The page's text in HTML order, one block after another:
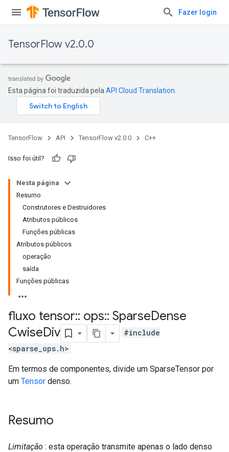
Fazer login
TensorFlow v2.0.0
Esta página foi traduzida pela API Cloud Translation
TensorFlow API TensorFlow v2.0.0 C++
Isso foi útil?
Nesta página
Resumo
Construtores e Destruidores
Atributos públicos
Funções públicas
Atributos públicos
operação
saída
Funções públicas
fluxo tensor:: ops:: SparseDense
CwiseDiv
#include
<sparse_ops.h>
Em termos de componentes, divide um SparseTensor por
um Tensor denso.
Resumo
Limitação : esta operação transmite apenas o lado denso